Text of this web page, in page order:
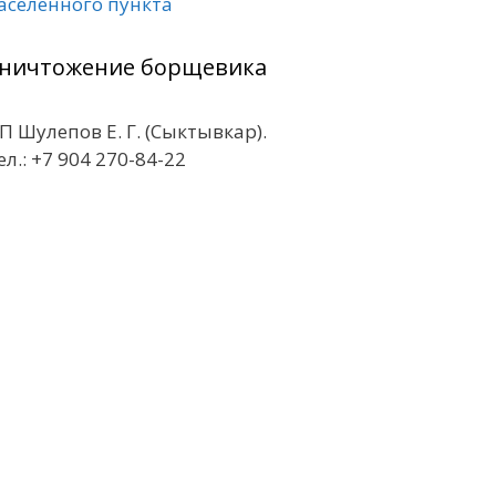
борщевика
Шулепов Е. Г. (Сыктывкар).
+7 904 270-84-22